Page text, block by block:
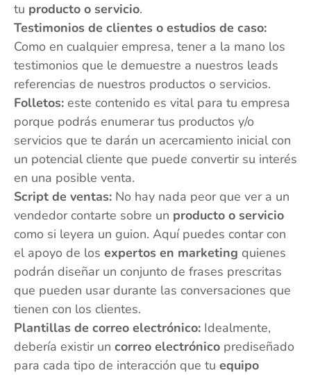
tu producto o servicio.
Testimonios de clientes o estudios de caso:
Como en cualquier empresa, tener a la mano los
testimonios que le demuestre a nuestros leads
referencias de nuestros productos o servicios.
Folletos: este contenido es vital para tu empresa
porque podrás enumerar tus productos y/o
servicios que te darán un acercamiento inicial con
un potencial cliente que puede convertir su interés
en una posible venta.
Script de ventas: No hay nada peor que ver a un
vendedor contarte sobre un producto o servicio
como si leyera un guion. Aquí puedes contar con
el apoyo de los expertos en marketing quienes
podrán diseñar un conjunto de frases prescritas
que pueden usar durante las conversaciones que
tienen con los clientes.
Plantillas de correo electrónico: Idealmente,
debería existir un correo electrónico prediseñado
para cada tipo de interacción que tu equipo